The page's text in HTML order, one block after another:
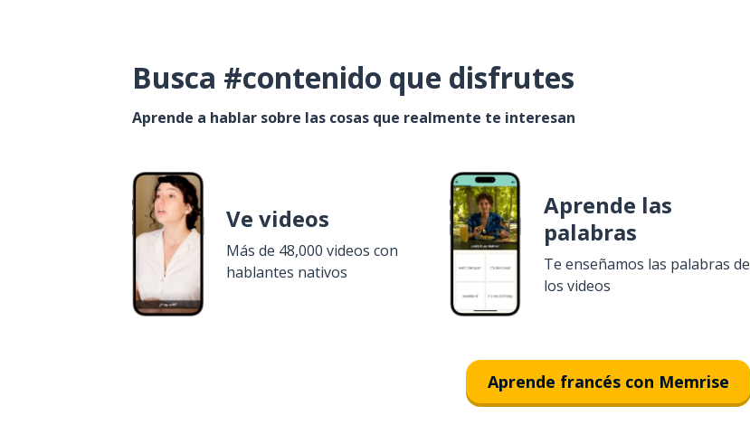
Busca #contenido que disfrutes
Aprende a hablar sobre las cosas que realmente te interesan
Ve videos
Más de 48,000 videos con
hablantes nativos
Aprende las
palabras
Te enseñamos las palabras de
los videos
Aprende francés con Memrise